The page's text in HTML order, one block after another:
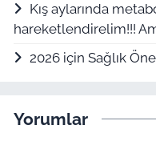
Kış aylarında
hareketlendirelim!!!
2026 için Sağlık
Yorumlar